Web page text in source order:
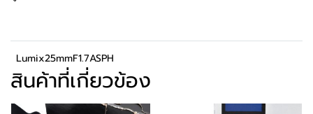
Lumix25mmF1.7ASPH
สินค้าที่เกี่ยวข้อง